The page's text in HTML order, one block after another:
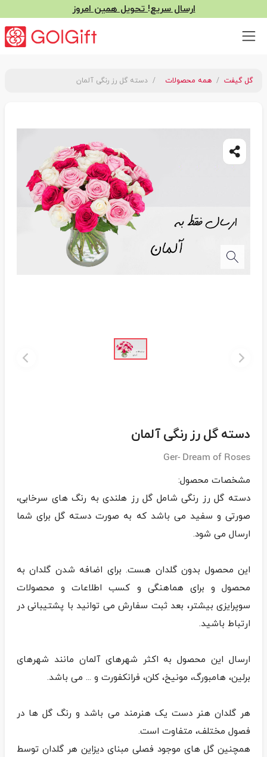
ارسال سریع! تحویل همین امروز
گل گیفت همه محصولات دسته گل رز رنگی آلمان
دسته گل رز رنگی آلمان
Ger- Dream of Roses
دسته گل رز رنگی شامل گل رز هلندی به رنگ های سرخابی،
صورتی و سفید می باشد که به صورت دسته گل برای شما
این محصول بدون گلدان هست. برای اضافه شدن گلدان به
محصول و برای هماهنگی و کسب اطلاعات و محصولات
سوپرایزی بیشتر، بعد ثبت سفارش می توانید با پشتیبانی در
ارسال این محصول به اکثر شهرهای آلمان مانند شهرهای
هر گلدان هنر دست یک هنرمند می باشد و رنگ گل ها در
همچنین گل های موجود فصلی مبنای دیزاین هر گلدان توسط